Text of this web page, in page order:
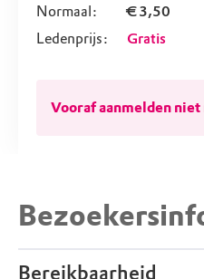
Normaal:
€ 3,50
Ledenprijs:
Gratis
Vooraf aanmelden niet
Bereikbaarheid